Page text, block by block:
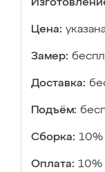
Цена:
Замер:
Доставка:
Подъём:
Сборка: 10%
Оплата: 10%